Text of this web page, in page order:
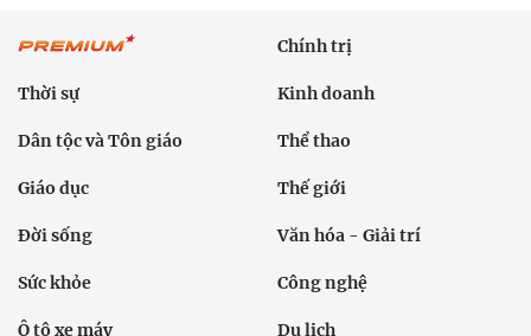
Chính trị
Thời sự Kinh doanh
Dân tộc và Tôn giáo Thể thao
Giáo dục Thế giới
Đời sống Văn hóa - Giải trí
Sức khỏe Công nghệ
Ô tô xe máy Du lịch